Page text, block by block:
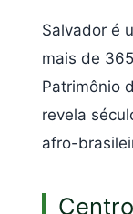
Salvador é
mais de
Patrimônio
revela
afro-